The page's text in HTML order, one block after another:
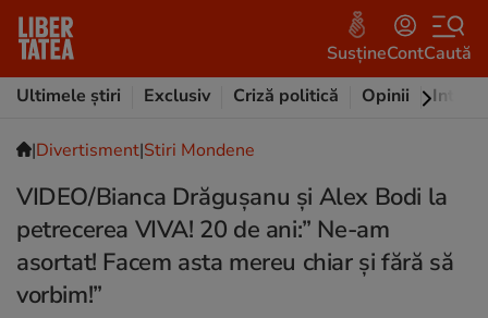
SusțineContCaută
Ultimele știri
Exclusiv Criză politică Opinii
|Divertisment|Stiri Mondene
VIDEO/Bianca Drăgușanu și Alex Bodi la
petrecerea VIVA! 20 de ani:” Ne-am
asortat! Facem asta mereu chiar și fără să
vorbim!”